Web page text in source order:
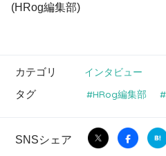
(HRog編集部)
カテゴリ インタビュー
タグ HRog編集部
SNSシェア